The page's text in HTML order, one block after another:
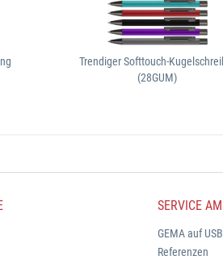
Trendiger Softtouch-
(28GUM)
SERVICE
GEMA auf
Referenzen